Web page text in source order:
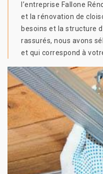
l’entreprise Fallone
et la rénovation de
besoins et la structure
rassurés, nous avons
et qui correspond à